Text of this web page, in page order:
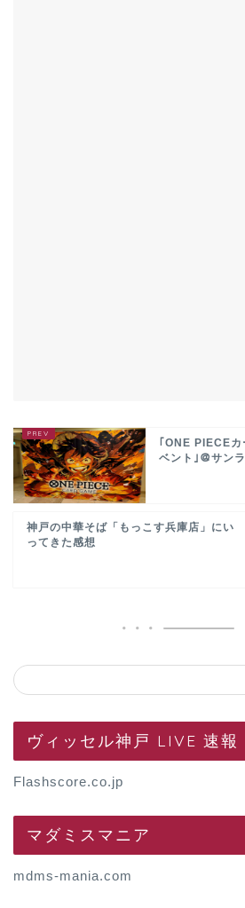
｢ONE PIECEカ
ベント｣＠サン
神戸の中華そば「もっこす兵庫店」にい
ってきた感想
ヴィッセル神戸 LIVE 速報
Flashscore.co.jp
マダミスマニア
mdms-mania.com